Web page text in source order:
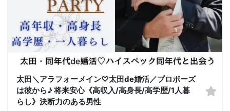
※ 専用駐車場以外への駐車はお控え下さい
【参加費】
男性：6500円(税込)
→早割で6000円
女性：1000円(税込)
→早割で500円→先着3名特別無料♪
★ 早割は先着順の人数限定 ★
マッチング夜カフェコン当日の流れ
18:30[ 受付スタート ] 当日現金支払
★開始１５分前にはご着席下さい★
19:00[ パーティ開始 ] イベント説明
太田＼アラフォーメイン♡太田de婚活／プロポーズ
は彼から♪ 将来安心《高収入/高身長/高学歴/1人暮
らし》決断力のある男性